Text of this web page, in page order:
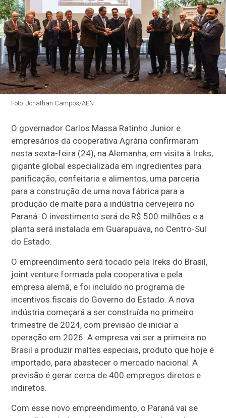
Foto: Jonathan Campos/AEN
O governador Carlos Massa Ratinho Junior e
empresários da cooperativa Agrária confirmaram
nesta sexta-feira (24), na Alemanha, em visita à Ireks,
gigante global especializada em ingredientes para
panificação, confeitaria e alimentos, uma parceria
para a construção de uma nova fábrica para a
produção de malte para a indústria cervejeira no
Paraná. O investimento será de R$ 500 milhões e a
planta será instalada em Guarapuava, no Centro-Sul
do Estado.
O empreendimento será tocado pela Ireks do Brasil,
joint venture formada pela cooperativa e pela
empresa alemã, e foi incluído no programa de
incentivos fiscais do Governo do Estado. A nova
indústria começará a ser construída no primeiro
trimestre de 2024, com previsão de iniciar a
operação em 2026. A empresa vai ser a primeira no
Brasil a produzir maltes especiais, produto que hoje é
importado, para abastecer o mercado nacional. A
previsão é gerar cerca de 400 empregos diretos e
indiretos.
Com esse novo empreendimento, o Paraná vai se